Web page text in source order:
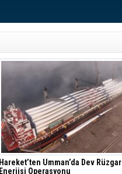
Hareket’ten Umman’da Dev Rüzgar
Enerjisi Operasyonu